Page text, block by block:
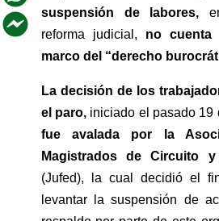
suspensión de labores,
reforma judicial, no cuenta
marco del “derecho
La decisión de los
el paro, iniciado el pasado 19
fue avalada por la
Magistrados de Circuito
(Jufed), la cual decidió el
levantar la suspensión de